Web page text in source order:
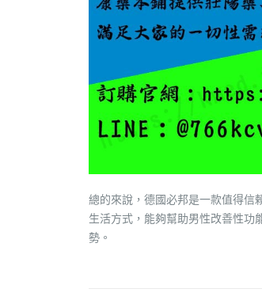
總的來說，德國必邦是一款值得信
生活方式，能夠幫助男性改善性功
勢。